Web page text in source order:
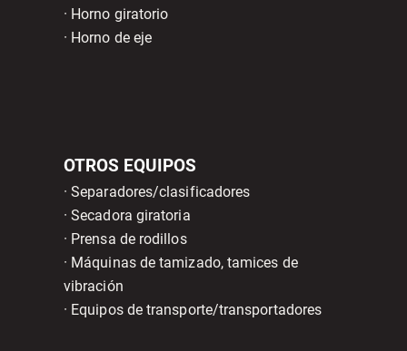
· Horno giratorio
· Horno de eje
OTROS EQUIPOS
· Separadores/clasificadores
· Secadora giratoria
· Prensa de rodillos
· Máquinas de tamizado, tamices de
vibración
· Equipos de transporte/transportadores